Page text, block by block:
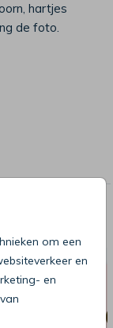
om een
en
en
hartjes
de foto.
iets